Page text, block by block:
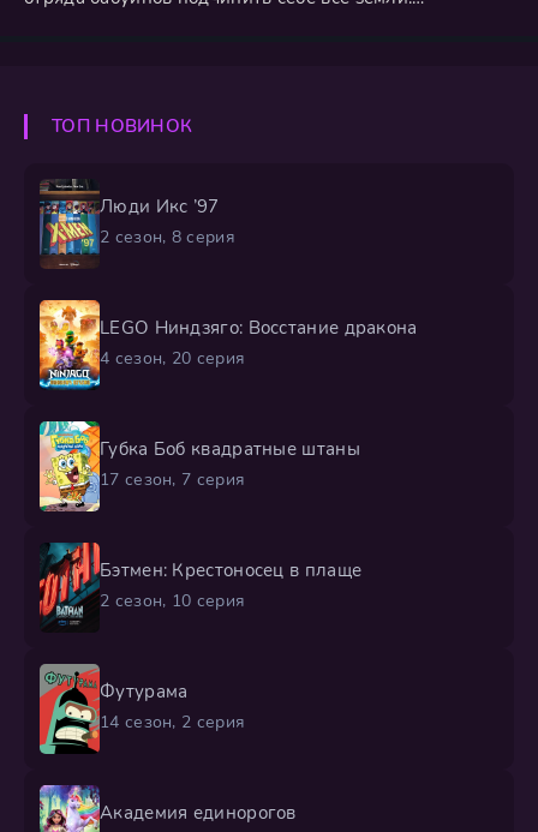
жаркие схватки с врагом оборачиваются не просто
зрелищными битвами, а глубокими уроками жизни:
ТОП НОВИНОК
Люди Икс ’97
2 сезон, 8 серия
LEGO Ниндзяго: Восстание дракона
4 сезон, 20 серия
Губка Боб квадратные штаны
17 сезон, 7 серия
Бэтмен: Крестоносец в плаще
2 сезон, 10 серия
Футурама
14 сезон, 2 серия
Академия единорогов